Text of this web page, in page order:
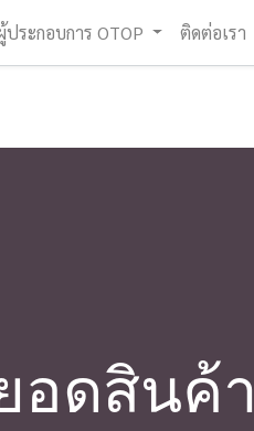
ประกอบการ OTOP ติดต่อเรา
อดสิน